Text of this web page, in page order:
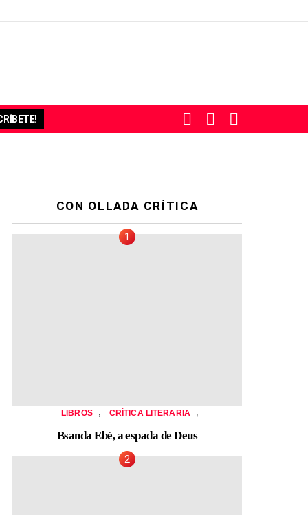
SWITCH
SKIN
BUSCAR
CON OLLADA CRÍTICA
LIBROS , CRÍTICA LITERARIA ,
Bsanda Ebé, a espada de Deus